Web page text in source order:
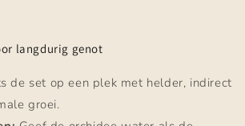
langdurig genot
de set op een plek met helder, indirect
groei.